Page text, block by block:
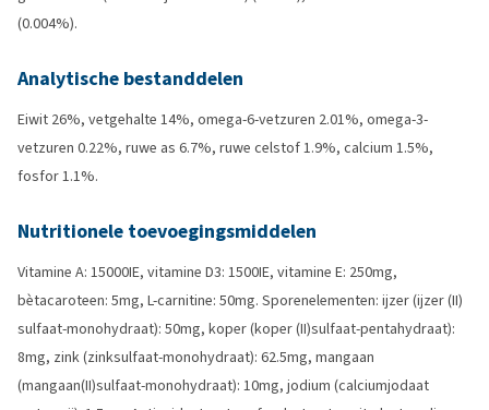
(0.004%).
Analytische bestanddelen
Eiwit 26%, vetgehalte 14%, omega-6-vetzuren 2.01%, omega-3-
vetzuren 0.22%, ruwe as 6.7%, ruwe celstof 1.9%, calcium 1.5%,
fosfor 1.1%.
Nutritionele toevoegingsmiddelen
Vitamine A: 15000IE, vitamine D3: 1500IE, vitamine E: 250mg,
bètacaroteen: 5mg, L-carnitine: 50mg. Sporenelementen: ijzer (ijzer (II)
sulfaat-monohydraat): 50mg, koper (koper (II)sulfaat-pentahydraat):
8mg, zink (zinksulfaat-monohydraat): 62.5mg, mangaan
(mangaan(II)sulfaat-monohydraat): 10mg, jodium (calciumjodaat